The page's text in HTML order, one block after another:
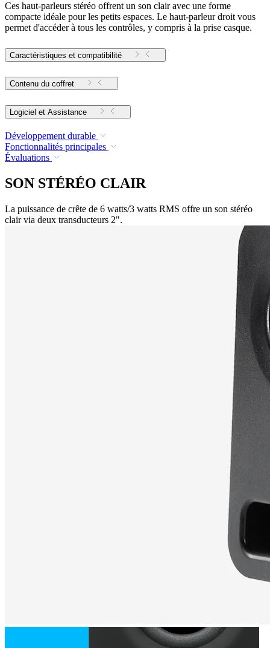
Ces haut-parleurs stéréo offrent un son clair avec une forme
compacte idéale pour les petits espaces. Le haut-parleur droit vous
permet d'accéder à tous les contrôles, y compris à la prise casque.
Caractéristiques et compatibilité
Contenu du coffret
Logiciel et Assistance
Développement durable
Fonctionnalités principales
Évaluations
SON STÉRÉO CLAIR
La puissance de crête de 6 watts/3 watts RMS offre un son stéréo
clair via deux transducteurs 2".